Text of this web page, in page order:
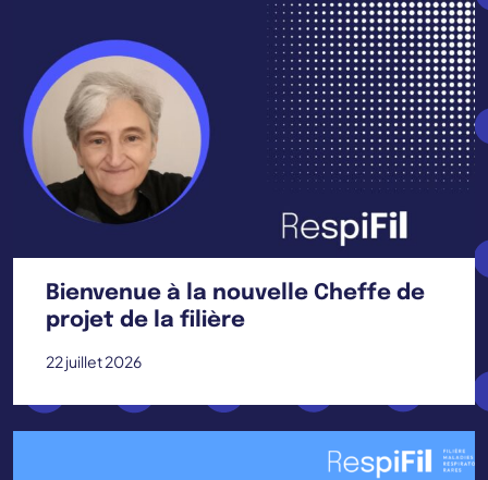
Bienvenue à la nouvelle Cheffe de
projet de la filière
22 juillet 2026